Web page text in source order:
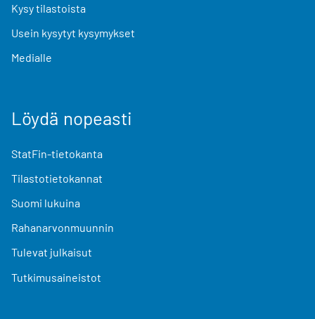
Kysy tilastoista
Usein kysytyt kysymykset
Medialle
Löydä nopeasti
StatFin-tietokanta
Tilastotietokannat
Suomi lukuina
Rahanarvonmuunnin
Tulevat julkaisut
Tutkimusaineistot